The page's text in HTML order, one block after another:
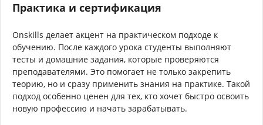
Практика и сертификация
Onskills делает акцент на практическом подходе к
обучению. После каждого урока студенты выполняют
тесты и домашние задания, которые проверяются
преподавателями. Это помогает не только закрепить
теорию, но и сразу применить знания на практике. Такой
подход особенно ценен для тех, кто хочет быстро освоить
новую профессию и начать зарабатывать.